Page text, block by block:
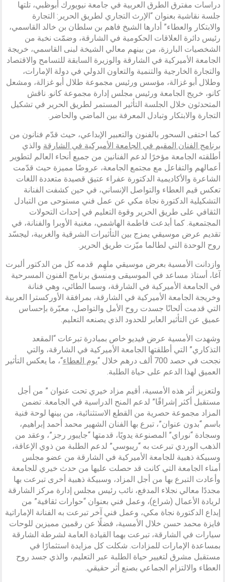
دراسات مفترق الطرق العربية في جامعة نيويورك أبوظبي، تلتها
جلسة نقاشية بعنوان “الإرث التجاري لطريق الحرير: التجارة
والابتكار والعطاء” أدارها الشيخ فاهم بن سلطان بن خالد القاسمي،
رئيس دائرة العلاقات الحكومية في الشارقة، وضمّت نخبة من
الشخصيات البارزة، من بينهم معالي الشيخة لبنى القاسمي، خريجة
الجامعة الأميركية في الشارقة والوزيرة السابقة للتسامح والاقتصاد
والتجارة الخارجية والتنمية والتعاون الدولي في دولة الإمارات،
وطلال أبو غزالة، مؤسس ورئيس مجموعة طلال أبو غزالة، ومشعل
كانو، خريج الجامعة ورئيس مجلس إدارة مجموعة كانو. ناقش
المتحدثون خلال الجلسة التأثير المستمر لطريق الحرير في تشكيل
التجارة والابتكار وتبادل المعرفة بين الماضي والحاضر.
كما احتفى السحور بالفنون والتعبير الإبداعي، حيث قدّم فنانون من
برنامج الفنان المقيم في الجامعة الأميركية في الشارقة والذي
أطلقته الجامعة مؤخرًا لدعم الفنانين من جميع أنحاء العالم لتطوير
أعمالهم والتفاعل مع مجتمع الجامعة، عروضًا مميزة حيث قدّمت
الشاعرة والأكاديمية الدكتورة عفراء عتيق قصيدة متعددة اللغات
تعكس قيم العطاء والتواصل الإنساني، في حين كشفت الفنانة
التشكيلية الدكتورة نجاة مكي عن عمل فني مستوحى من التبادل
الثقافي على طريق الحرير وقوة التعليم في إحداث التحولات
المجتمعية. كما أبدعت فاطمة الهاشمي، مغنية الأوبرا والفنانة، في
تقديم عرض موسيقي يمزج بين التأثيرات الشرقية والغربية، ليجسّد
روح الوحدة التي لطالما ميّزت طريق الحرير.
وازدانت الأمسية بعرض موسيقي ملهِم قدمه كل من الدكتور ألبرت
آغا، أستاذ مساعد في الموسيقى ومنسق برنامج الفنون المسرحية
في الجامعة الأميركية في الشارقة، وسما الطائي، وهي فنانة
وخريجة الجامعة الأميركية في الشارقة، بمرافقة الأوركسترا العربية
التي قدمت ألحانًا جسدت روح الأمل والتواصل، معبّرة بإحساس
عميق عن التأثير العابر للحدود الذي يصنعه التعليم.
وشهدت الأمسية عرض فيديو خاص بمبادرة تبرعات “المقعد
التذكاري” التي أطلقتها الجامعة الأميركية في الشارقة، والتي
نجحت في حصد 700 ألف درهم خلال “
يوم العطاء“، ما يعكس التأثير
العميق لهذا الدعم على حياة الطلبة.
ولتعزيز أثر هذه الأمسية، أقيم مزاد خيري تحت عنوان ” من أجل
مستقبل أكثر إشراقًا” لدعم المنح الدراسية في الجامعة. تضمن
المزاد مجموعة حصرية من القطع الاستثنائية، من بينها لوحة فنية
باسم “بدون عنوان”، تبرع بها الفنان الشهير محمد أحمد إبراهيم،
وسجادة “نوراي” المصنوعة يدويًا، قدمتها “جايبور رجز”، وعقد من
الذهب الوردي تبرعت به “ريبوسي” لدعم الطلبة من ذوي الإعاقة،
وسبيكة ذهبية للجامعة الأميركية في الشارقة من عضو مجلس
أمناء الجامعة التي كانت قد حصلت عليها من حدث خيري للجامعة
وأعادت التبرع بها من أجل المزاد، وسبيكة ذهبية أخرى تبرعت بها
مجددًا معالي نجلاء المدفع، نائب رئيس مجلس إدارة مركز الشارقة
لريادة الأعمال (شراع)، وعمل فني بعنوان “حوارات ثقافية” من
إبداع الدكتورة نجاة مكي، وعمل فني آخر تبرعت به الفنانة الإماراتية
فايزة محمد حسن خلال الأمسية، فضلًا عن رقمين مميزين للوحات
سيارات في الشارقة، تبرعت بهما القيادة العامة لشرطة الشارقة
بمساعدة الإمارات للمزادات. شكلت كل مزايدة استثمارًا في
مستقبل مشرق لتغيير حياة الطلبة عبر التعليم، والذي جسد روح
العطاء والالتزام الجماعي بصنع أثر حقيقي.